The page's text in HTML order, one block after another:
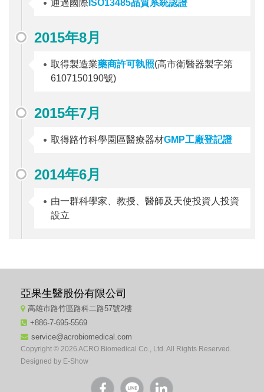
通過國際 ISO13485品質系統認證
2015年8月
取得製造業藥商許可執照(高市衛醫器製字第
6107150190號)
2015年7月
取得路竹科學園區醫療器材GMP工廠登記證
2014年6月
由一群科學家、教授、醫師及天使投資人投資
設立
亞果生醫股份有限公司
高雄市路竹區路科二路57號2樓
+886-7-695-5569
service@acrobiomedical.com
Copyright © 2026 ACRO Biomedical Co., Ltd. All Rights Reserved.
Designed by E-Show